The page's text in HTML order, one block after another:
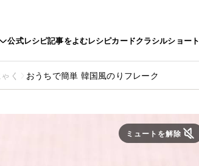
公式レシピ記事をよむレシピカードクラシルショート
く おうちで簡単 韓国風のりフレーク
ミュートを解除